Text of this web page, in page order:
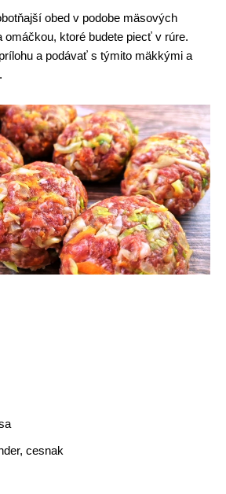
obed v podobe mäsových
omáčkou, ktoré budete piecť v rúre.
a podávať s týmito mäkkými a
cesnak